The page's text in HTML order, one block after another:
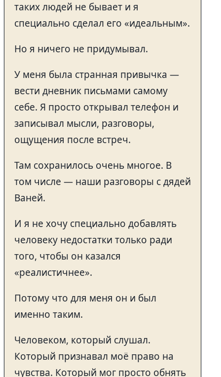
таких людей не бывает и я
специально сделал его «идеальным».
Но я ничего не придумывал.
У меня была странная привычка —
вести дневник письмами самому
себе. Я просто открывал телефон и
записывал мысли, разговоры,
ощущения после встреч.
Там сохранилось очень многое. В
том числе — наши разговоры с дядей
Ваней.
И я не хочу специально добавлять
человеку недостатки только ради
того, чтобы он казался
«реалистичнее».
Потому что для меня он и был
именно таким.
Человеком, который слушал.
Который признавал моё право на
чувства. Который мог просто обнять